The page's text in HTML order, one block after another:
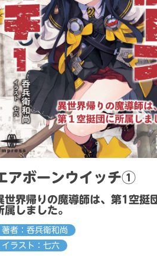
アボーンウイッチ①
世界帰りの魔導師は、第1空挺
属しました。
著者：呑兵衛和尚
イラスト：七六